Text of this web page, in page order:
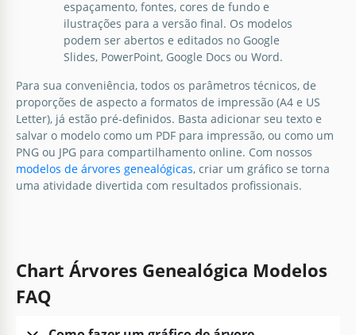
espaçamento, fontes, cores de fundo e
ilustrações para a versão final. Os modelos
podem ser abertos e editados no Google
Slides, PowerPoint, Google Docs ou Word.
Para sua conveniência, todos os parâmetros técnicos, de
proporções de aspecto a formatos de impressão (A4 e US
Letter), já estão pré-definidos. Basta adicionar seu texto e
salvar o modelo como um PDF para impressão, ou como um
PNG ou JPG para compartilhamento online. Com nossos
modelos de árvores genealógicas, criar um gráfico se torna
uma atividade divertida com resultados profissionais.
Chart Árvores Genealógica Modelos
FAQ